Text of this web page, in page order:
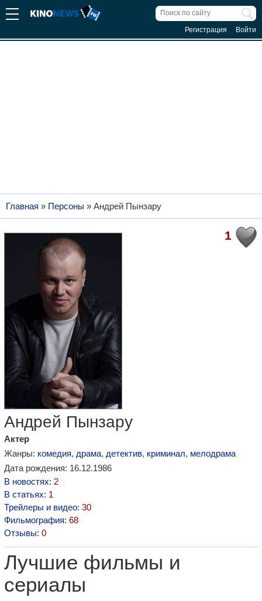
Регистрация Войти
Главная » Персоны » Андрей Пынзару
1
Андрей Пынзару
Актер
Жанры: комедия, драма, детектив, криминал, мелодрама
Дата рождения: 16.12.1986
В новостях: 2
В статьях: 1
Трейлеры и видео: 30
Фильмография: 68
Отзывы: 0
Лучшие фильмы и
сериалы